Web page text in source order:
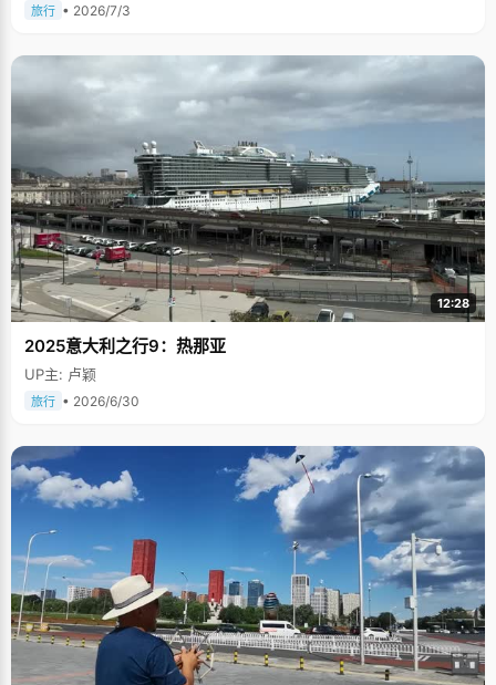
旅行 • 2026/7/3
12:28
2025意大利之行9：热那亚
UP主: 卢颖
旅行 • 2026/6/30